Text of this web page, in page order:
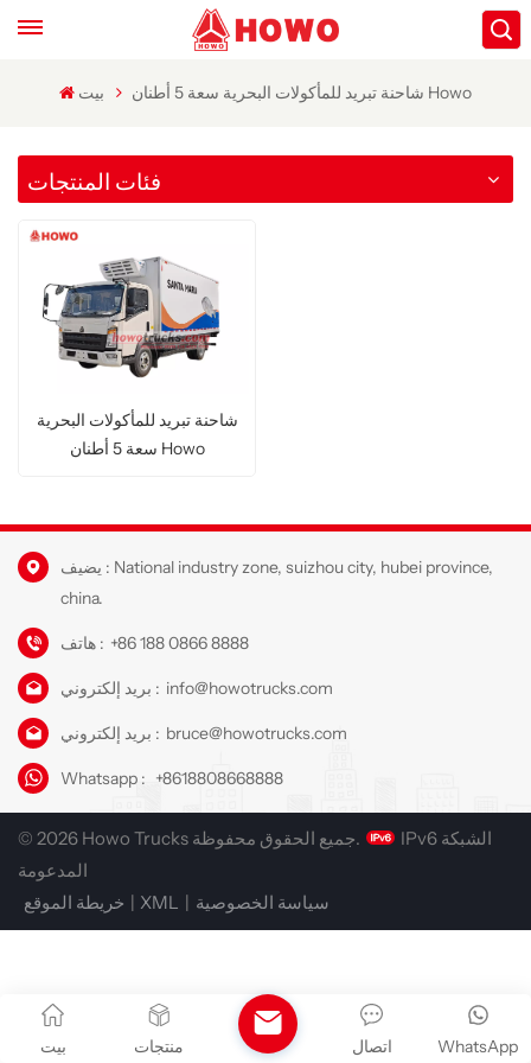
بيت شاحنة تبريد للمأكولات البحرية سعة 5 أطنان Howo
فئات المنتجات
شاحنة تبريد للمأكولات البحرية
سعة 5 أطنان Howo
يضيف : National industry zone, suizhou city, hubei province,
china.
هاتف : +86 188 0866 8888
بريد إلكتروني : info@howotrucks.com
بريد إلكتروني : bruce@howotrucks.com
Whatsapp : +8618808668888
© 2026 Howo Trucks جميع الحقوق محفوظة.
IPv6 الشبكة
المدعومة
خريطة الموقع | XML | سياسة الخصوصية
بيت منتجات WhatsApp اتصال